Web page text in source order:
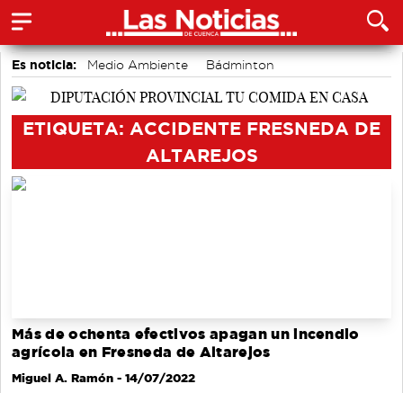
Es noticia: Medio Ambiente
Bádminton
Área de Deportes
ETIQUETA: ACCIDENTE FRESNEDA DE
ALTAREJOS
Más de ochenta efectivos apagan un incendio
agrícola en Fresneda de Altarejos
Miguel A. Ramón - 14/07/2022